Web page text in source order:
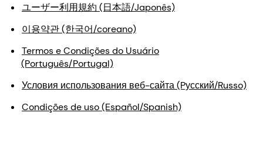
ユーザー利用規約 (日本語/Japonês)
이용약관 (한국어/coreano)
Termos e Condições do Usuário
(Português/Portugal)
Условия использования веб-сайта (Pусский/Russo)
Condições de uso (Español/Spanish)